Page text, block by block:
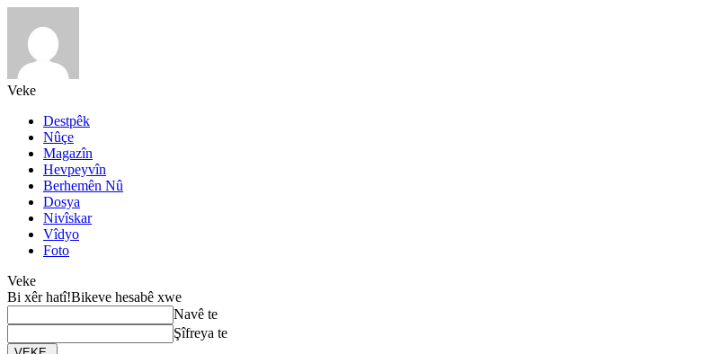
Veke
Destpêk
Nûçe
Magazîn
Hevpeyvîn
Berhemên Nû
Dosya
Nivîskar
Vîdyo
Foto
Veke
Bi xêr hatî!Bikeve hesabê xwe
Navê te
Şîfreya te